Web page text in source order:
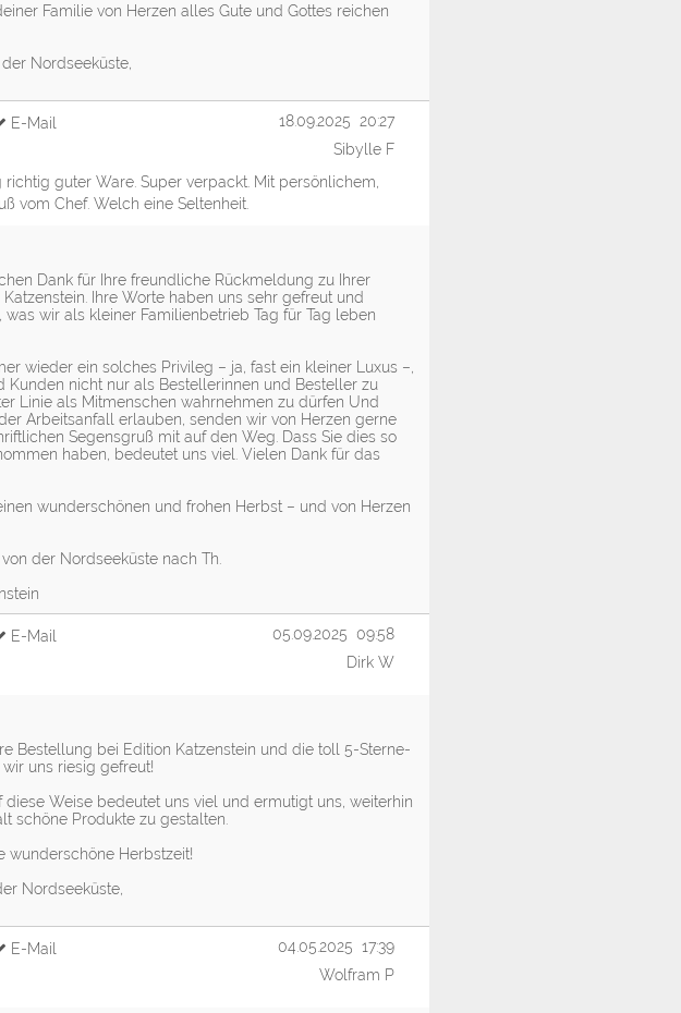
Familie von Herzen alles Gute und Gottes reichen
Nordseeküste,
Sibylle F
18.09.2025 20:27
E-Mail
guter Ware. Super verpackt. Mit persönlichem,
vom Chef. Welch eine Seltenheit.
Dank für Ihre freundliche Rückmeldung zu Ihrer
Ihre Worte haben uns sehr gefreut und
was wir als kleiner Familienbetrieb Tag für Tag leben
wieder ein solches Privileg – ja, fast ein kleiner Luxus –,
Kunden nicht nur als Bestellerinnen und Besteller zu
Linie als Mitmenschen wahrnehmen zu dürfen Und
Arbeitsanfall erlauben, senden wir von Herzen gerne
Segensgruß mit auf den Weg. Dass Sie dies so
haben, bedeutet uns viel. Vielen Dank für das
wunderschönen und frohen Herbst – und von Herzen
der Nordseeküste nach Th.
Dirk W
05.09.2025 09:58
E-Mail
Bestellung bei Edition Katzenstein und die toll 5-Sterne-
uns riesig gefreut!
diese Weise bedeutet uns viel und ermutigt uns, weiterhin
schöne Produkte zu gestalten.
wunderschöne Herbstzeit!
Nordseeküste,
Wolfram P
04.05.2025 17:39
E-Mail